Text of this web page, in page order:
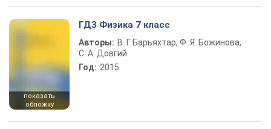
показать
обложку
ГДЗ Физика 7 класс
Авторы: В. Г. Барьяхтар, Ф. Я. Божинова,
С. А. Довгий
Год: 2015